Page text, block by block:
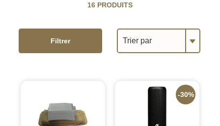
16 PRODUITS
Trier par
Filtrer
-30%